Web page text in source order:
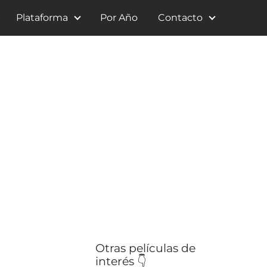
Plataforma Por Año Contacto
Otras películas de
interés 👇